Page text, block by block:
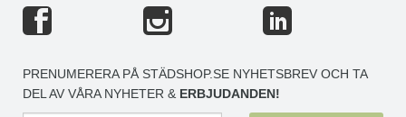
PRENUMERERA PÅ STÄDSHOP.SE NYHETSBREV OCH TA
DEL AV VÅRA NYHETER & ERBJUDANDEN!